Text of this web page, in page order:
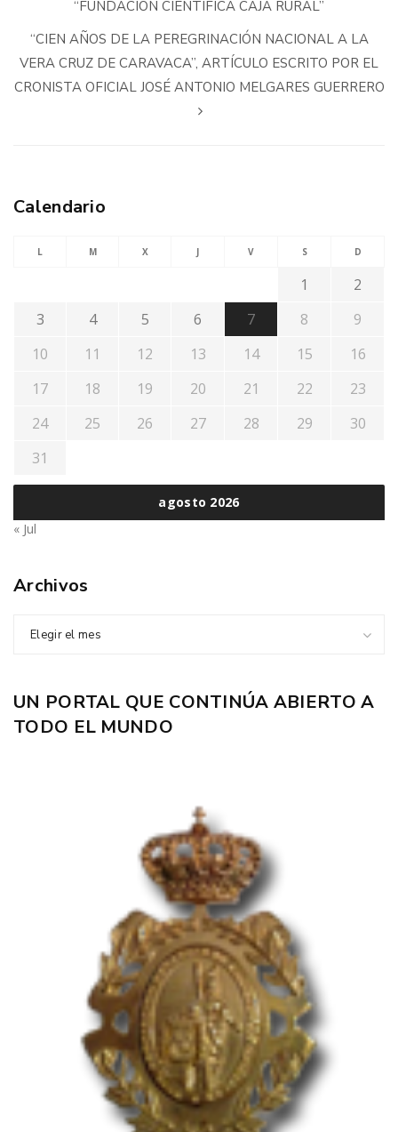
“FUNDACIÓN CIENTÍFICA CAJA RURAL”
“CIEN AÑOS DE LA PEREGRINACIÓN NACIONAL A LA
VERA CRUZ DE CARAVACA”, ARTÍCULO ESCRITO POR EL
CRONISTA OFICIAL JOSÉ ANTONIO MELGARES GUERRERO
Calendario
agosto 2026
L M X J V S D
1
2
3
4 5 6 7 8
9
10
11 12 13 14 15
16
17
18 19 20 21 22
23
24
25 26 27 28 29
30
31
« Jul
Archivos
Elegir el mes
UN PORTAL QUE CONTINÚA ABIERTO A
TODO EL MUNDO